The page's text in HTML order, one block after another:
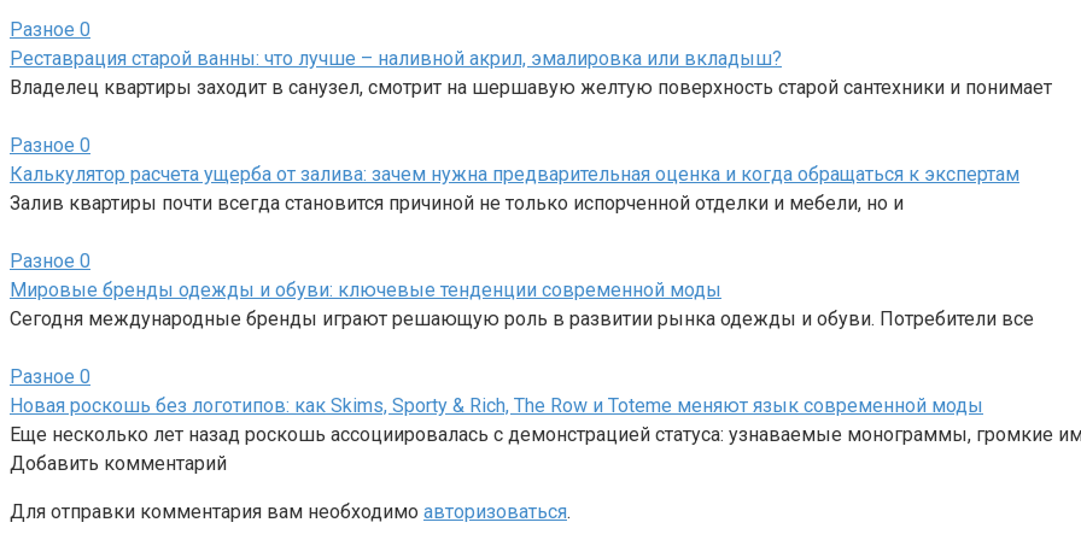
Разное 0
Реставрация старой ванны: что лучше – наливной акрил, эмалировка или вкладыш?
Владелец квартиры заходит в санузел, смотрит на шершавую желтую поверхность старой сантехники и понимает
Разное 0
Калькулятор расчета ущерба от залива: зачем нужна предварительная оценка и когда обращаться к экспертам
Залив квартиры почти всегда становится причиной не только испорченной отделки и мебели, но и
Разное 0
Мировые бренды одежды и обуви: ключевые тенденции современной моды
Сегодня международные бренды играют решающую роль в развитии рынка одежды и обуви. Потребители все
Разное 0
Новая роскошь без логотипов: как Skims, Sporty & Rich, The Row и Toteme меняют язык современной моды
Еще несколько лет назад роскошь ассоциировалась с демонстрацией статуса: узнаваемые монограммы, громкие
Добавить комментарий
Для отправки комментария вам необходимо авторизоваться.